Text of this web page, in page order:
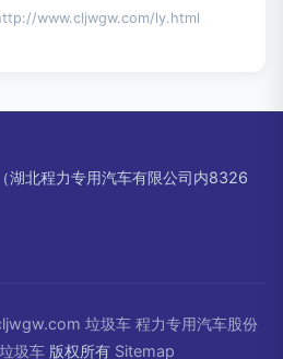
www.cljwgw.com/ly.html
湖北程力专用汽车有限公司内8326
垃圾车 程力专用汽车股份
垃圾车 版权所有 Sitemap